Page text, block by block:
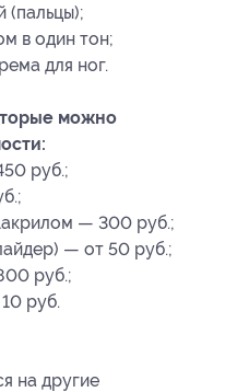
(пальцы);
в один тон;
для ног.
можно
руб.;
— 300 руб.;
— от 50 руб.;
руб.;
руб.
на другие